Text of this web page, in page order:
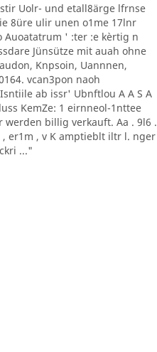
Uolr- und etall8ärge lfrnse
8üre ulir unen o1me 17lnr
' :ter :e kèrtig n
Jünsütze mit auah ohne
Knpsoin, Uannnen,
vcan3pon naoh
ab issr' Ubnftlou A A S A
KemZe: 1 eirnneol-1nttee
werden billig verkauft. Aa . 9l6 .
, er1m , v K amptieblt iltr l. nger
..."